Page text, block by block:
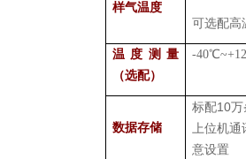
样气温度
可选配高
温度测量
（选配）
-40℃
数据存储
标配10万
上位机通
意设置